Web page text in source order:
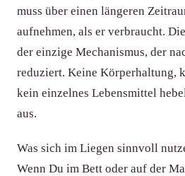
muss über einen längeren
aufnehmen, als er verbraucht.
der einzige Mechanismus, der
reduziert. Keine Körperhaltung,
kein einzelnes Lebensmittel
aus.
Was sich im Liegen sinnvoll
Wenn Du im Bett oder auf der